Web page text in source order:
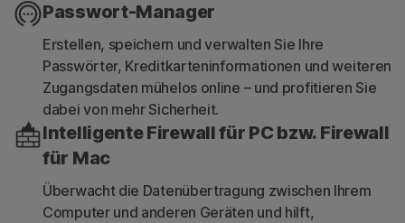
Passwort-Manager
Erstellen, speichern und verwalten Sie Ihre
Passwörter, Kreditkarteninformationen und weiteren
Zugangsdaten mühelos online – und profitieren Sie
dabei von mehr Sicherheit.
Intelligente Firewall für PC bzw. Firewall
für Mac
Überwacht die Datenübertragung zwischen Ihrem
Computer und anderen Geräten und hilft,